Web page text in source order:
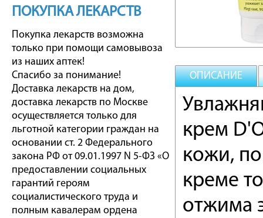
ПОКУПКА ЛЕКАРСТВ
Покупка лекарств возможна
только при помощи самовывоза
из наших аптек!
Спасибо за понимание!
Доставка лекарств на дом,
доставка лекарств по Москве
осуществляется только для
льготной категории граждан на
основании ст. 2 Федерального
закона РФ от 09.01.1997 N 5-ФЗ «О
предоставлении социальных
гарантий героям
социалистического труда и
полным кавалерам ордена
ОПИСАНИЕ
крем
кожи,
креме
отжима